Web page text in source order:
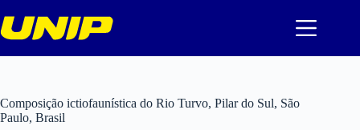
para
o
Composição ictiofaunística do Rio Turvo, Pilar do Sul, São
Paulo, Brasil